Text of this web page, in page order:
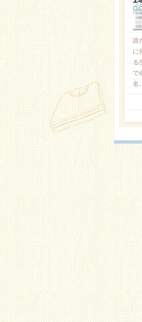
誰
に
る
で
名